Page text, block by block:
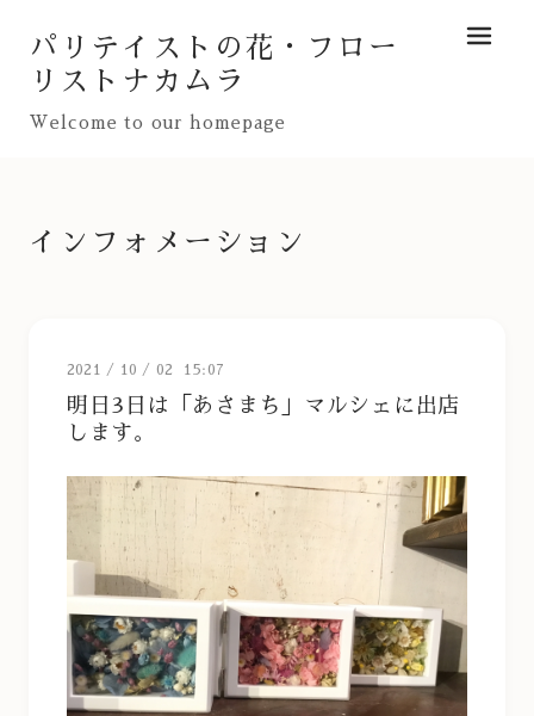
パリテイストの花・フロー
リストナカムラ
Welcome to our homepage
メニュ
インフォメーション
2021 / 10 / 02 15:07
明日3日は「あさまち」マルシェに出店
します。